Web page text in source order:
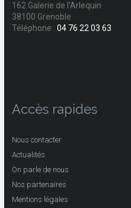
162 Galerie de l'Arlequin
38100 Grenoble
Téléphone : 04 76 22 03 63
Accès rapides
Nous contacter
Actualités
On parle de nous
Nos partenaires
Mentions légales